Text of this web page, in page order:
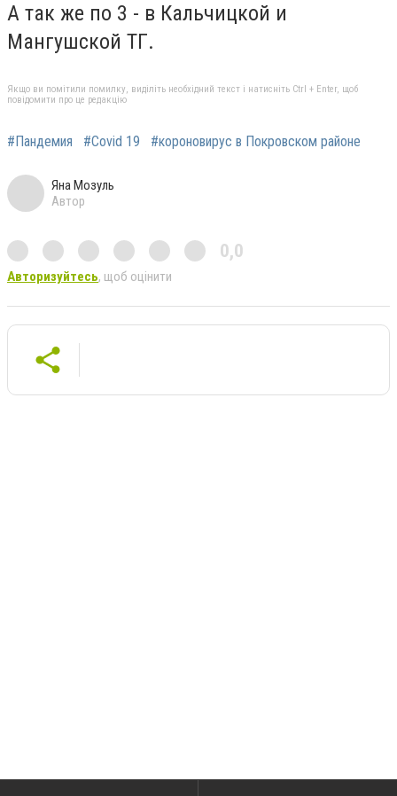
А так же по 3 - в Кальчицкой и
Мангушской ТГ.
Якщо ви помітили помилку, виділіть необхідний текст і натисніть Ctrl + Enter, щоб
повідомити про це редакцію
#Пандемия #Covid 19 #короновирус в Покровском районе
Яна Мозуль
Автор
0,0
Авторизуйтесь, щоб оцінити